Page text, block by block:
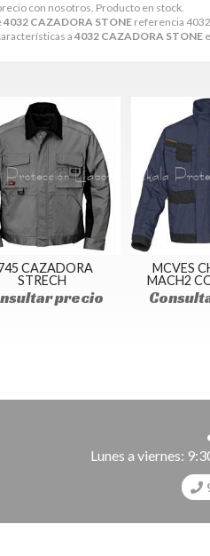
con nosotros. Producto en stock.
4032 CAZADORA STONE referencia
a 4032 CAZADORA STONE
CAZADORA
STRECH
precio
MCVES
MACH2
Lunes a viernes: